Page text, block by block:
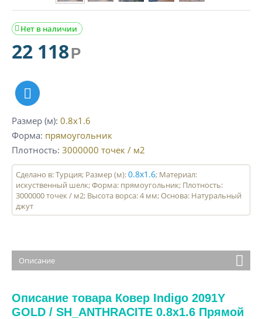
Нет в наличии

22 118Р
Размер (м) 0.8x1.6
Форма прямоугольник
Плотность 3000000 точек / м2
Сделано в: Турция; Размер (м):0.8x1.6; Материал:
искуственный шелк; Форма: прямоугольник; Плотность:
3000000 точек / м2; Высота ворса: 4 мм; Основа: Натуральный
джут
Описание
Описание товара Ковер Indigo 2091Y
GOLD / SH_ANTHRACITE 0.8x1.6 Прямой